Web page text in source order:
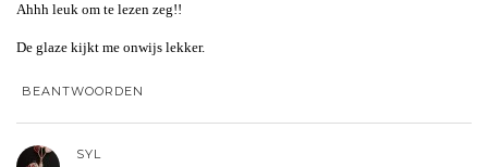
Ahhh leuk om te lezen zeg!!
De glaze kijkt me onwijs lekker.
BEANTWOORDEN
SYL